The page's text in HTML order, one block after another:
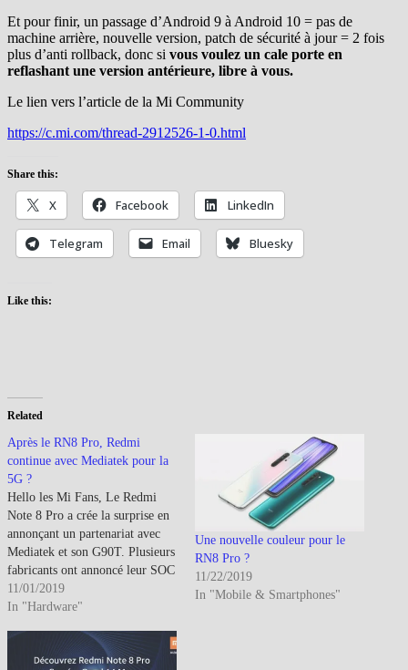
Et pour finir, un passage d’Android 9 à Android 10 = pas de
machine arrière, nouvelle version, patch de sécurité à jour = 2 fois
plus d’anti rollback, donc si vous voulez un cale porte en
reflashant une version antérieure, libre à vous.
Le lien vers l’article de la Mi Community
https://c.mi.com/thread-2912526-1-0.html
Share this:
X Facebook LinkedIn
Telegram Email Bluesky
Like this:
Related
Après le RN8 Pro, Redmi
continue avec Mediatek pour la
5G ?
Hello les Mi Fans, Le Redmi
Note 8 Pro a crée la surprise en
annonçant un partenariat avec
Mediatek et son G90T. Plusieurs
fabricants ont annoncé leur SOC
5G dont Mediatek : Mediatek
: Mediatek lance son SOC 5G
Modem)Huawei : Huawei
annonce à son tour ses nouveaux
11/01/2019
In "Hardware"
Une nouvelle couleur pour le
RN8 Pro ?
11/22/2019
In "Mobile & Smartphones"